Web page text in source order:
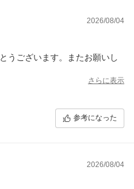
2026/08/04
うございます。またお願いし
さらに表示
参考になった
2026/08/04